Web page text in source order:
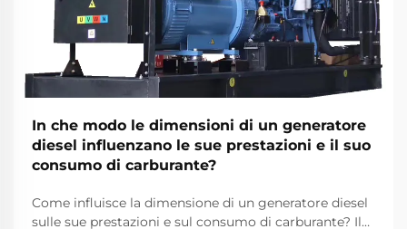
In che modo le dimensioni di un generatore
diesel influenzano le sue prestazioni e il suo
consumo di carburante?
Come influisce la dimensione di un generatore diesel
sulle sue prestazioni e sul consumo di carburante? Il